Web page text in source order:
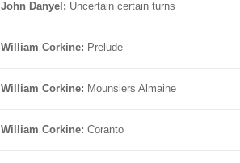
John Danyel: Uncertain certain turns
William Corkine: Prelude
William Corkine: Mounsiers Almaine
William Corkine: Coranto